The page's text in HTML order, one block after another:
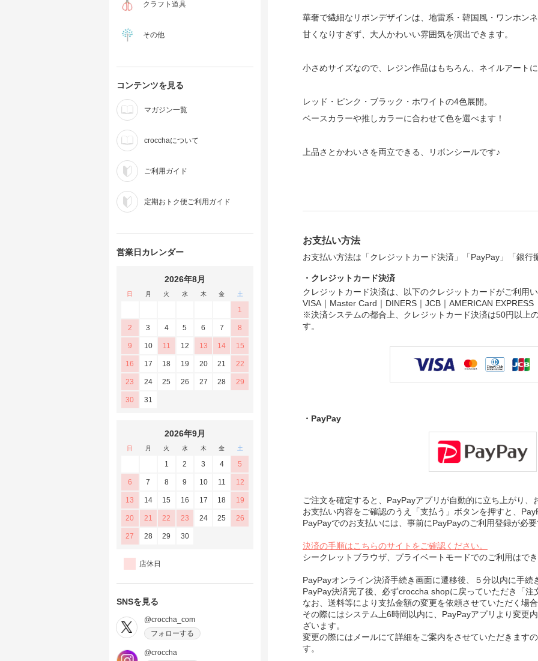
クラフト道具
その他
コンテンツを見る
マガジン一覧
crocchaについて
ご利用ガイド
定期おトク便ご利用ガイド
営業日カレンダー
2026年8月
日 月 火 水 木 金 土
1
2 3 4 5 6 7 8
9 10 11 12 13 14 15
16 17 18 19 20 21 22
23 24 25 26 27 28 29
30 31
2026年9月
日 月 火 水 木 金 土
1 2 3 4 5
6 7 8 9 10 11 12
13 14 15 16 17 18 19
20 21 22 23 24 25 26
27 28 29 30
店休日
SNSを見る
@croccha_com
フォローする
@croccha
華奢で繊細なリボンデザインは、地雷系・韓国風・ワンホン
甘くなりすぎず、大人かわいい雰囲気を演出できます。
小さめサイズなので、レジン作品はもちろん、ネイルアート
レッド・ピンク・ブラック・ホワイトの4色展開。
ベースカラーや推しカラーに合わせて色を選べます！
上品さとかわいさを両立できる、リボンシールです♪
お支払い方法
お支払い方法は「クレジットカード決済」「PayPay」「銀行
・クレジットカード決済
クレジットカード決済は、以下のクレジットカードがご利用
VISA｜Master Card｜DINERS｜JCB｜AMERICAN EXPRESS
※決済システムの都合上、クレジットカード決済は50円以上
す。
・PayPay
ご注文を確定すると、PayPayアプリが自動的に立ち上がり、
お支払い内容をご確認のうえ「支払う」ボタンを押すと、
PayPayでのお支払いには、事前にPayPayのご利用登録が必
決済の手順はこちらのサイトをご確認ください。
シークレットブラウザ、プライベートモードでのご利用はで
PayPayオンライン決済手続き画面に遷移後、５分以内に手続
PayPay決済完了後、必ずcroccha shopに戻っていただき「注
なお、送料等により支払金額の変更を依頼させていただく場
その際にはシステム上6時間以内に、PayPayアプリより変更
ざいます。
変更の際にはメールにて詳細をご案内をさせていただきます
す。